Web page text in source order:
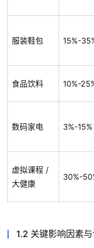
服装鞋包 15%-
食品饮料 10%-
数码家电 3%-15%
虚拟课程 /
大健康
30%-
1.2 关键影响因素